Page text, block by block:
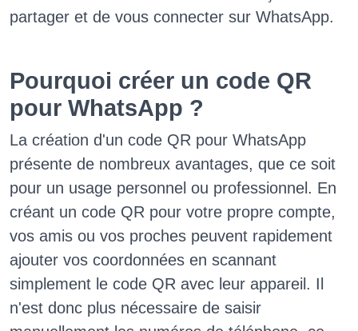
partager et de vous connecter sur WhatsApp.
Pourquoi créer un code QR
pour WhatsApp ?
La création d'un code QR pour WhatsApp
présente de nombreux avantages, que ce soit
pour un usage personnel ou professionnel. En
créant un code QR pour votre propre compte,
vos amis ou vos proches peuvent rapidement
ajouter vos coordonnées en scannant
simplement le code QR avec leur appareil. Il
n'est donc plus nécessaire de saisir